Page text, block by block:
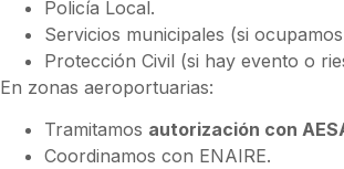
Policía Local.
Servicios municipales (si
Protección Civil (si hay evento o
En zonas aeroportuarias:
Tramitamos autorización con
Coordinamos con ENAIRE.